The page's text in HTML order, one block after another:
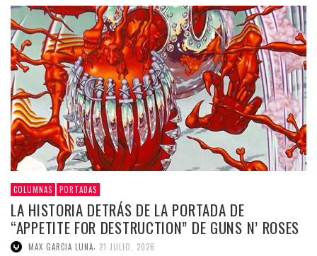
COLUMNAS PORTADAS
LA HISTORIA DETRÁS DE LA PORTADA DE
“APPETITE FOR DESTRUCTION” DE GUNS N’ ROSES
MAX GARCIA LUNA 21 JULIO, 2026